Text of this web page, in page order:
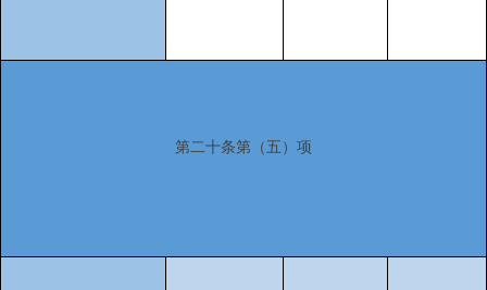
第二十条第（五）项